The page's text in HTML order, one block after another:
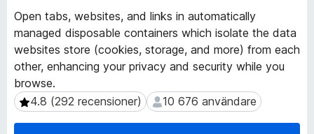
t
i
l
l
g
g
Open tabs, websites, and links in automatically
managed disposable containers which isolate the data
websites store (cookies, storage, and more) from each
other, enhancing your privacy and security while you
browse.
4.8 (292 recensioner)
4.8 (292 recensioner) 10 676 användare
10 676 användare
t
a
f
ö
r
t
i
l